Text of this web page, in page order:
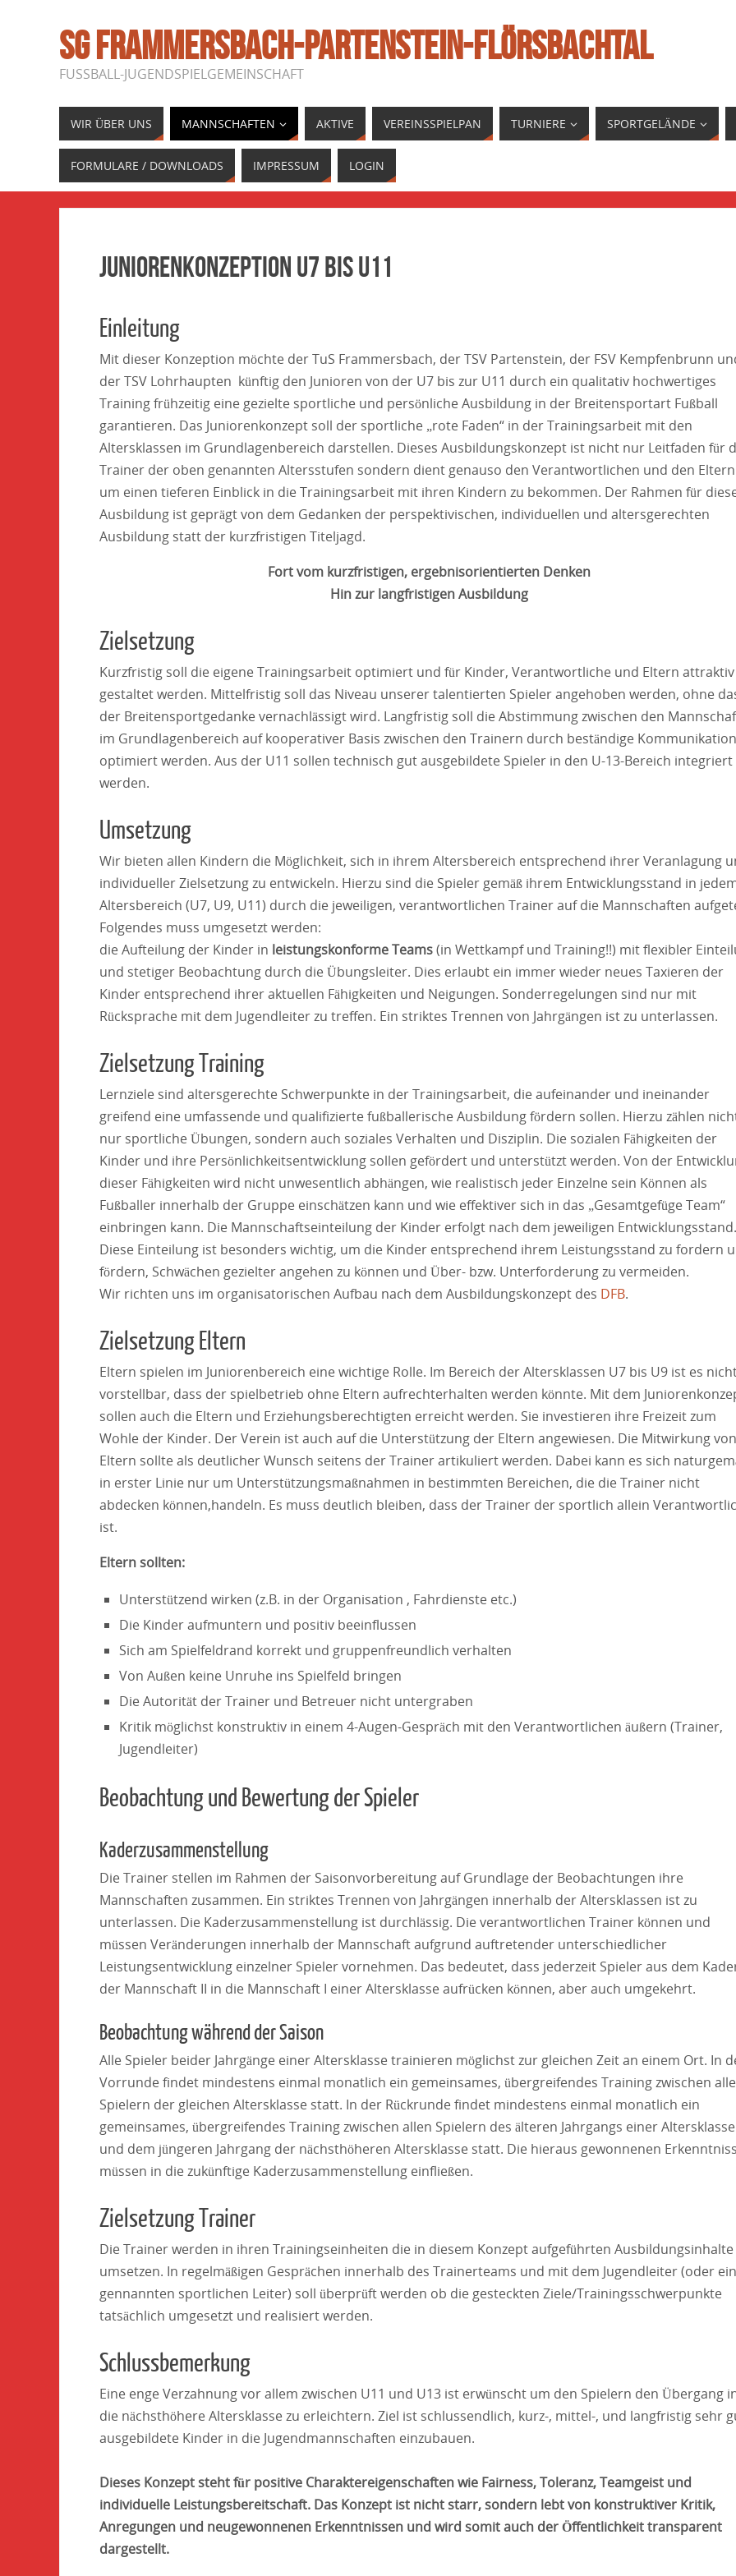
SG FRAMMERSBACH-PARTENSTEIN-FLÖRSBACHTAL
FUSSBALL-JUGENDSPIELGEMEINSCHAFT
WIR ÜBER UNS MANNSCHAFTEN AKTIVE VEREINSSPIELPAN TURNIERE SPORTGELÄNDE
FORMULARE / DOWNLOADS IMPRESSUM LOGIN
Juniorenkonzeption U7 bis U11
Einleitung
Mit dieser Konzeption möchte der TuS Frammersbach, der TSV Partenstein, der FSV Kempfenbrunn
der TSV Lohrhaupten künftig den Junioren von der U7 bis zur U11 durch ein qualitativ hochwertiges
Training frühzeitig eine gezielte sportliche und persönliche Ausbildung in der Breitensportart Fußball
garantieren. Das Juniorenkonzept soll der sportliche „rote Faden“ in der Trainingsarbeit mit den
Altersklassen im Grundlagenbereich darstellen. Dieses Ausbildungskonzept ist nicht nur Leitfaden für
Trainer der oben genannten Altersstufen sondern dient genauso den Verantwortlichen und den Eltern
um einen tieferen Einblick in die Trainingsarbeit mit ihren Kindern zu bekommen. Der Rahmen für
Ausbildung ist geprägt von dem Gedanken der perspektivischen, individuellen und altersgerechten
Ausbildung statt der kurzfristigen Titeljagd.
Fort vom kurzfristigen, ergebnisorientierten Denken
Hin zur langfristigen Ausbildung
Zielsetzung
Kurzfristig soll die eigene Trainingsarbeit optimiert und für Kinder, Verantwortliche und Eltern attraktiv
gestaltet werden. Mittelfristig soll das Niveau unserer talentierten Spieler angehoben werden, ohne
der Breitensportgedanke vernachlässigt wird. Langfristig soll die Abstimmung zwischen den
im Grundlagenbereich auf kooperativer Basis zwischen den Trainern durch beständige Kommunikation
optimiert werden. Aus der U11 sollen technisch gut ausgebildete Spieler in den U-13-Bereich integriert
werden.
Umsetzung
Wir bieten allen Kindern die Möglichkeit, sich in ihrem Altersbereich entsprechend ihrer Veranlagung
individueller Zielsetzung zu entwickeln. Hierzu sind die Spieler gemäß ihrem Entwicklungsstand in
Altersbereich (U7, U9, U11) durch die jeweiligen, verantwortlichen Trainer auf die Mannschaften
Folgendes muss umgesetzt werden:
die Aufteilung der Kinder in leistungskonforme Teams(in Wettkampf und Training!!) mit flexibler
und stetiger Beobachtung durch die Übungsleiter. Dies erlaubt ein immer wieder neues Taxieren der
Kinder entsprechend ihrer aktuellen Fähigkeiten und Neigungen. Sonderregelungen sind nur mit
Rücksprache mit dem Jugendleiter zu treffen. Ein striktes Trennen von Jahrgängen ist zu unterlassen.
Zielsetzung Training
Lernziele sind altersgerechte Schwerpunkte in der Trainingsarbeit, die aufeinander und ineinander
greifend eine umfassende und qualifizierte fußballerische Ausbildung fördern sollen. Hierzu zählen
nur sportliche Übungen, sondern auch soziales Verhalten und Disziplin. Die sozialen Fähigkeiten der
Kinder und ihre Persönlichkeitsentwicklung sollen gefördert und unterstützt werden. Von der
dieser Fähigkeiten wird nicht unwesentlich abhängen, wie realistisch jeder Einzelne sein Können als
Fußballer innerhalb der Gruppe einschätzen kann und wie effektiver sich in das „Gesamtgefüge Team“
einbringen kann. Die Mannschaftseinteilung der Kinder erfolgt nach dem jeweiligen Entwicklungsstand.
Diese Einteilung ist besonders wichtig, um die Kinder entsprechend ihrem Leistungsstand zu fordern
fördern, Schwächen gezielter angehen zu können und Über- bzw. Unterforderung zu vermeiden.
Wir richten uns im organisatorischen Aufbau nach dem Ausbildungskonzept des DFB.
Zielsetzung Eltern
Eltern spielen im Juniorenbereich eine wichtige Rolle. Im Bereich der Altersklassen U7 bis U9 ist es
vorstellbar, dass der spielbetrieb ohne Eltern aufrechterhalten werden könnte. Mit dem
sollen auch die Eltern und Erziehungsberechtigten erreicht werden. Sie investieren ihre Freizeit zum
Wohle der Kinder. Der Verein ist auch auf die Unterstützung der Eltern angewiesen. Die Mitwirkung von
Eltern sollte als deutlicher Wunsch seitens der Trainer artikuliert werden. Dabei kann es sich
in erster Linie nur um Unterstützungsmaßnahmen in bestimmten Bereichen, die die Trainer nicht
abdecken können,handeln. Es muss deutlich bleiben, dass der Trainer der sportlich allein
ist.
Eltern sollten:
Unterstützend wirken (z.B. in der Organisation , Fahrdienste etc.)
Die Kinder aufmuntern und positiv beeinflussen
Sich am Spielfeldrand korrekt und gruppenfreundlich verhalten
Von Außen keine Unruhe ins Spielfeld bringen
Die Autorität der Trainer und Betreuer nicht untergraben
Kritik möglichst konstruktiv in einem 4-Augen-Gespräch mit den Verantwortlichen äußern (Trainer,
Jugendleiter)
Beobachtung und Bewertung der Spieler
Kaderzusammenstellung
Die Trainer stellen im Rahmen der Saisonvorbereitung auf Grundlage der Beobachtungen ihre
Mannschaften zusammen. Ein striktes Trennen von Jahrgängen innerhalb der Altersklassen ist zu
unterlassen. Die Kaderzusammenstellung ist durchlässig. Die verantwortlichen Trainer können und
müssen Veränderungen innerhalb der Mannschaft aufgrund auftretender unterschiedlicher
Leistungsentwicklung einzelner Spieler vornehmen. Das bedeutet, dass jederzeit Spieler aus dem
der Mannschaft II in die Mannschaft I einer Altersklasse aufrücken können, aber auch umgekehrt.
Beobachtung während der Saison
Alle Spieler beider Jahrgänge einer Altersklasse trainieren möglichst zur gleichen Zeit an einem Ort. In
Vorrunde findet mindestens einmal monatlich ein gemeinsames, übergreifendes Training zwischen
Spielern der gleichen Altersklasse statt. In der Rückrunde findet mindestens einmal monatlich ein
gemeinsames, übergreifendes Training zwischen allen Spielern des älteren Jahrgangs einer Altersklasse
und dem jüngeren Jahrgang der nächsthöheren Altersklasse statt. Die hieraus gewonnenen
müssen in die zukünftige Kaderzusammenstellung einfließen.
Zielsetzung Trainer
Die Trainer werden in ihren Trainingseinheiten die in diesem Konzept aufgeführten Ausbildungsinhalte
umsetzen. In regelmäßigen Gesprächen innerhalb des Trainerteams und mit dem Jugendleiter (oder
gennannten sportlichen Leiter) soll überprüft werden ob die gesteckten Ziele/Trainingsschwerpunkte
tatsächlich umgesetzt und realisiert werden.
Schlussbemerkung
Eine enge Verzahnung vor allem zwischen U11 und U13 ist erwünscht um den Spielern den Übergang
die nächsthöhere Altersklasse zu erleichtern. Ziel ist schlussendlich, kurz-, mittel-, und langfristig sehr
ausgebildete Kinder in die Jugendmannschaften einzubauen.
Dieses Konzept steht für positive Charaktereigenschaften wie Fairness, Toleranz, Teamgeist und
individuelle Leistungsbereitschaft. Das Konzept ist nicht starr, sondern lebt von konstruktiver Kritik,
Anregungen und neugewonnenen Erkenntnissen und wird somit auch der Öffentlichkeit transparent
dargestellt.